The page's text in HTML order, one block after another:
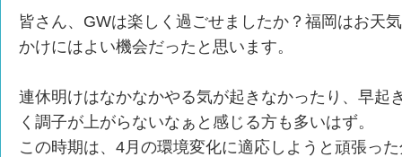
皆さん、GWは楽しく過ごせましたか？福岡はお天
かけにはよい機会だったと思います。
連休明けはなかなかやる気が起きなかったり、早起
く調子が上がらないなぁと感じる方も多いはず。
この時期は、4月の環境変化に適応しようと頑張っ